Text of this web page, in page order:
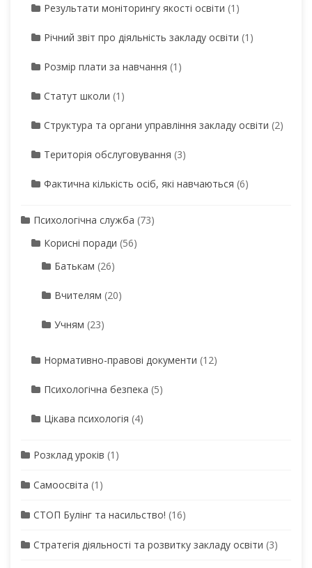
Результати моніторингу якості освіти (1)
Річний звіт про діяльність закладу освіти (1)
Розмір плати за навчання (1)
Статут школи (1)
Структура та органи управління закладу освіти (2)
Територія обслуговування (3)
Фактична кількість осіб, які навчаються (6)
Психологічна служба (73)
Корисні поради (56)
Батькам (26)
Вчителям (20)
Учням (23)
Нормативно-правові документи (12)
Психологічна безпека (5)
Цікава психологія (4)
Розклад уроків (1)
Самоосвіта (1)
СТОП Булінг та насильство! (16)
Стратегія діяльності та розвитку закладу освіти (3)